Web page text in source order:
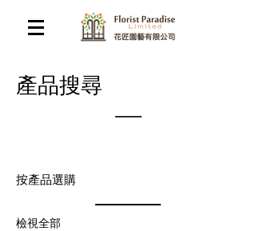
​產品搜尋
按產品選購
檢視全部